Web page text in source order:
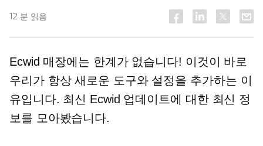
12 분 읽음
Ecwid 매장에는 한계가 없습니다! 이것이 바로
우리가 항상 새로운 도구와 설정을 추가하는 이
유입니다. 최신 Ecwid 업데이트에 대한 최신 정
보를 모아봤습니다.